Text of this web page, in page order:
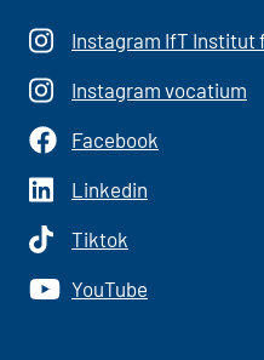
H
S
Instagram IfT
Instagram vocatium
Facebook
Linkedin
Tiktok
YouTube